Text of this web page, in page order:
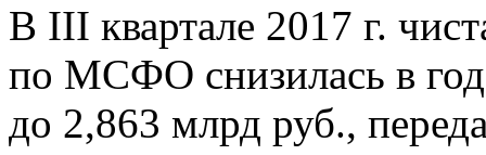
В III квартале 2017 г.
по МСФО снизилась в
до 2,863 млрд руб.,